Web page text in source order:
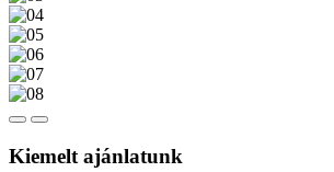
Kiemelt ajánlatunk